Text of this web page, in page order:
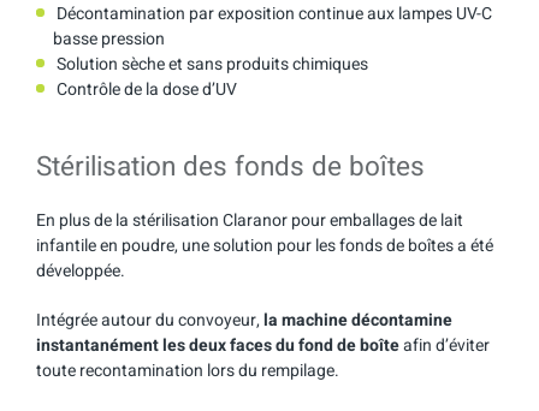
Décontamination par exposition continue aux lampes UV-C
basse pression
Solution sèche et sans produits chimiques
Contrôle de la dose d’UV
Stérilisation des fonds de boîtes
En plus de la stérilisation Claranor pour emballages de lait
infantile en poudre, une solution pour les fonds de boîtes a été
développée.
Intégrée autour du convoyeur,la machine décontamine
instantanément les deux faces du fond de boîteafin d’éviter
toute recontamination lors du rempilage.